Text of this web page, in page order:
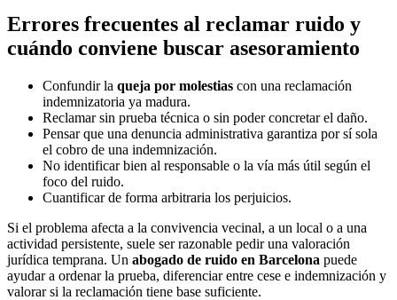
Errores frecuentes al reclamar ruido y
cuándo conviene buscar asesoramiento
Confundir la queja por molestias con una reclamación
indemnizatoria ya madura.
Reclamar sin prueba técnica o sin poder concretar el daño.
Pensar que una denuncia administrativa garantiza por sí sola
el cobro de una indemnización.
No identificar bien al responsable o la vía más útil según el
foco del ruido.
Cuantificar de forma arbitraria los perjuicios.
Si el problema afecta a la convivencia vecinal, a un local o a una
actividad persistente, suele ser razonable pedir una valoración
jurídica temprana. Un abogado de ruido en Barcelona puede
ayudar a ordenar la prueba, diferenciar entre cese e indemnización y
valorar si la reclamación tiene base suficiente.